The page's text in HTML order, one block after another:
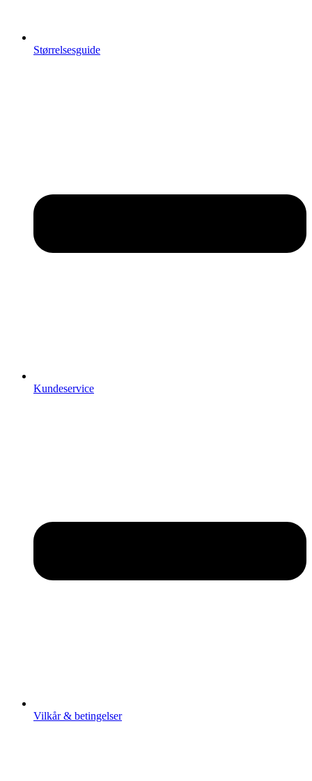
Størrelsesguide
Kundeservice
Vilkår & betingelser